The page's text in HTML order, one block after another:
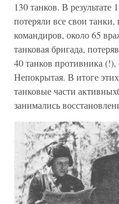
130 танков. В результате
потеряли все свои
командиров, около 65
танковая бригада,
40 танков противника
Непокрытая. В итоге
танковые части
занимались